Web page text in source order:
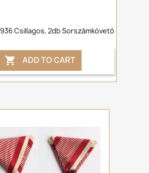
Csillagos, 2db Sorszámkövető
 ADD TO CART